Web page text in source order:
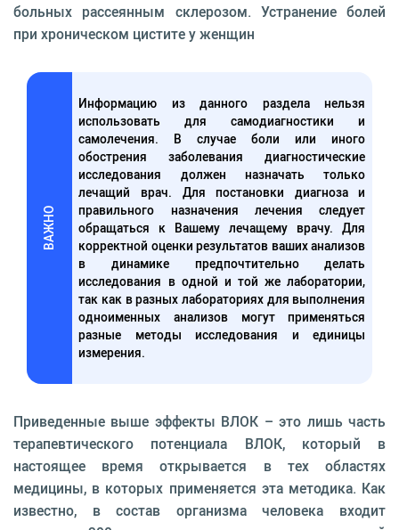
больных рассеянным склерозом. Устранение болей
при хроническом цистите у женщин
ВАЖНО
Информацию из данного раздела нельзя
использовать для самодиагностики и
самолечения. В случае боли или иного
обострения заболевания диагностические
исследования должен назначать только
лечащий врач. Для постановки диагноза и
правильного назначения лечения следует
обращаться к Вашему лечащему врачу. Для
корректной оценки результатов ваших анализов
в динамике предпочтительно делать
исследования в одной и той же лаборатории,
так как в разных лабораториях для выполнения
одноименных анализов могут применяться
разные методы исследования и единицы
измерения.
Приведенные выше эффекты ВЛОК – это лишь часть
терапевтического потенциала ВЛОК, который в
настоящее время открывается в тех областях
медицины, в которых применяется эта методика. Как
известно, в состав организма человека входит